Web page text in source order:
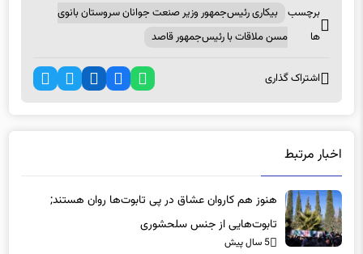
برچسب
ها
بیکاری رئیس‌جمهور وزیر صنعت جوانان سروستان بانوی
مسن ملاقات با رئیس‌جمهور قاصد
اشتراک گذاری
اخبار مرتبط
هنوز هم کاروان عشاق در پی تابوت‌ها روان هستند;
تابوت‌هایی از جنس سلحشوری
5 سال پیش